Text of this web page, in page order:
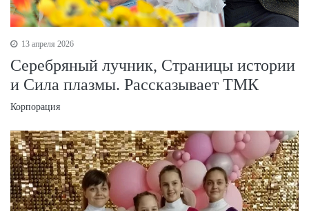
13 апреля 2026
Серебряный лучник, Страницы истории
и Сила плазмы. Рассказывает ТМК
Корпорация